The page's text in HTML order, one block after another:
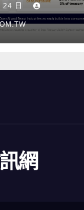
、
、超
枚以太幣
24 日
網